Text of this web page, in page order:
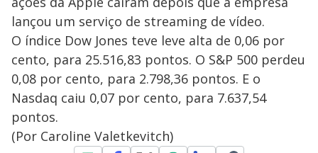
lançou um serviço de streaming de vídeo.
O índice Dow Jones teve leve alta de 0,06 por
cento, para 25.516,83 pontos. O S&P 500 perdeu
0,08 por cento, para 2.798,36 pontos. E o
Nasdaq caiu 0,07 por cento, para 7.637,54
pontos.
(Por Caroline Valetkevitch)